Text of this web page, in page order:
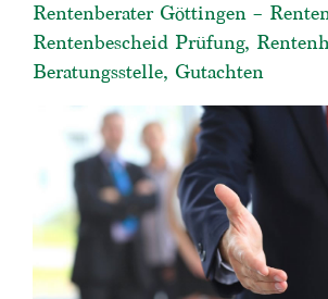
Rentenberater Göttingen –
Rentenbescheid Prüfung,
Beratungsstelle, Gutachten